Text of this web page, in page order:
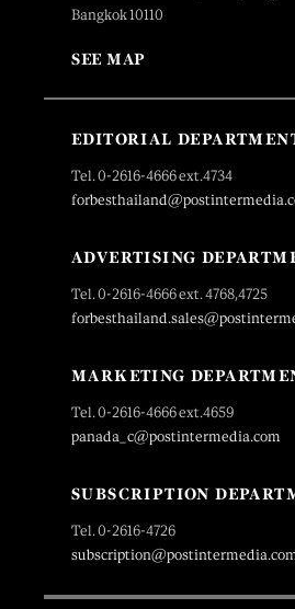
Bangkok 10110
SEE MAP
EDITORIAL
Tel. 0-2616-4666 ext.4734
ADVERTISING
Tel. 0-2616-4666 ext. 4768,4725
MARKETING
Tel. 0-2616-4666 ext.4659
panada_c@postintermedia.com
SUBSCRIPTION
Tel. 0-2616-4726